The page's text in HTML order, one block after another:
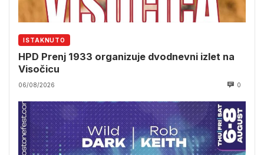
ISTAKNUTO
HPD Prenj 1933 organizuje dvodnevni izlet na
Visočicu
06/08/2026 0